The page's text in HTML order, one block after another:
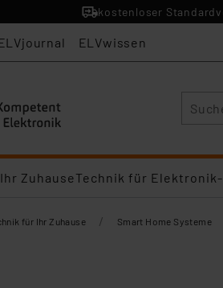
kostenloser
ELVwissen
ZuhauseTechnik für
für Ihr Zuhause / Smart Home Systeme